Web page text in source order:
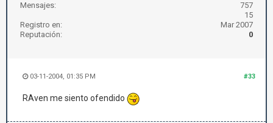
Mensajes:
757
15
Registro en:
Mar 2007
Reputación:
0
#33
03-11-2004, 01:35 PM
RAven me siento ofendido